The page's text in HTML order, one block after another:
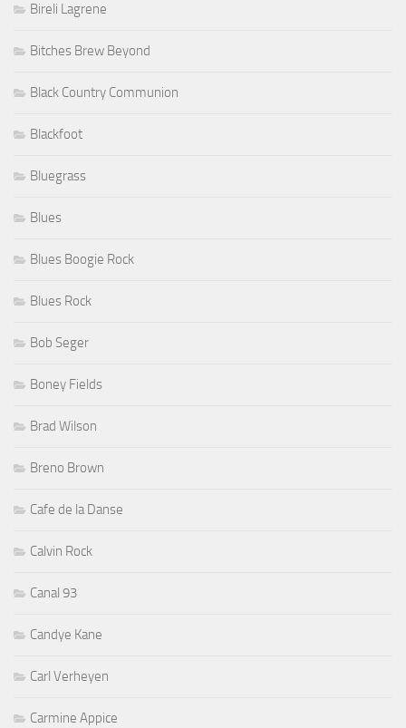
Bireli Lagrene
Bitches Brew Beyond
Black Country Communion
Blackfoot
Bluegrass
Blues
Blues Boogie Rock
Blues Rock
Bob Seger
Boney Fields
Brad Wilson
Breno Brown
Cafe de la Danse
Calvin Rock
Canal 93
Candye Kane
Carl Verheyen
Carmine Appice